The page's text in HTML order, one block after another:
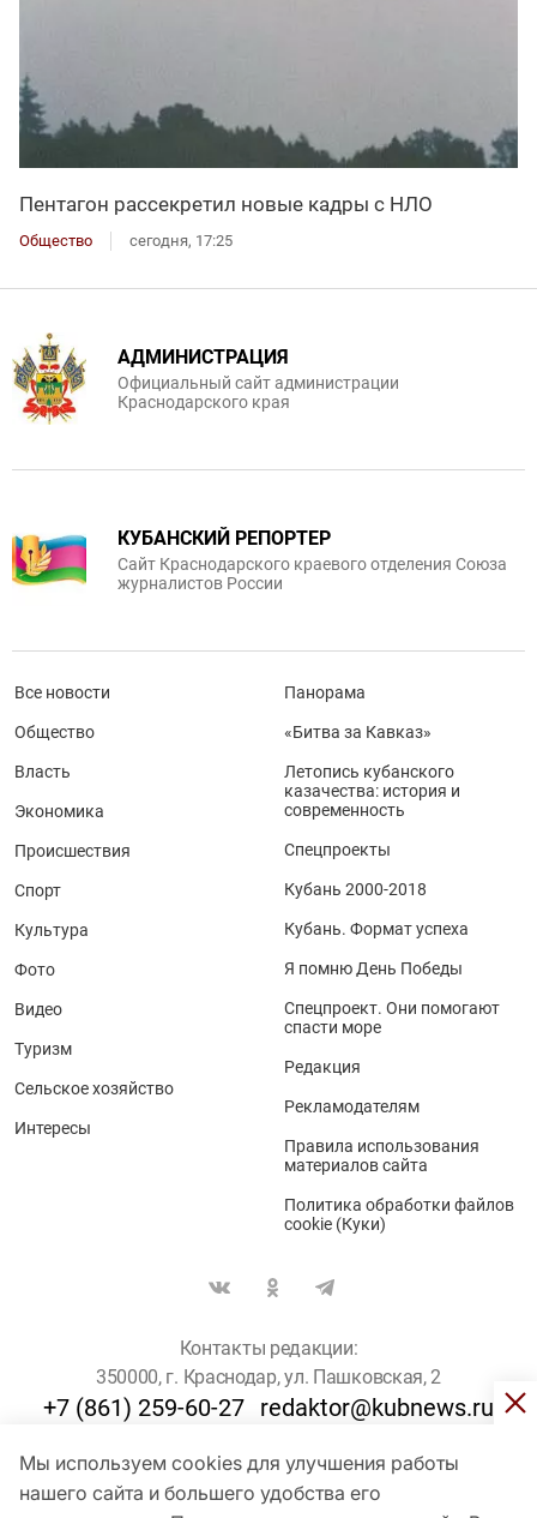
Пентагон рассекретил новые кадры с НЛО
Общество сегодня, 17:25
Мы используем cookies для улучшения работы
нашего сайта и большего удобства его
АДМИНИСТРАЦИЯ
Официальный сайт администрации
Краснодарского края
КУБАНСКИЙ РЕПОРТЕР
Сайт Краснодарского краевого отделения Союза
журналистов России
Все новости
Общество
Власть
Экономика
Происшествия
Спорт
Культура
Фото
Видео
Туризм
Сельское хозяйство
Интересы
Панорама
«Битва за Кавказ»
Летопись кубанского
казачества: история и
современность
Спецпроекты
Кубань 2000-2018
Кубань. Формат успеха
Я помню День Победы
Спецпроект. Они помогают
спасти море
Редакция
Рекламодателям
Правила использования
материалов сайта
Политика обработки файлов
cookie (Куки)
Контакты редакции:
350000, г. Краснодар, ул. Пашковская, 2
+7 (861) 259-60-27 redaktor@kubnews.ru
Для пользователей старше 16 лет